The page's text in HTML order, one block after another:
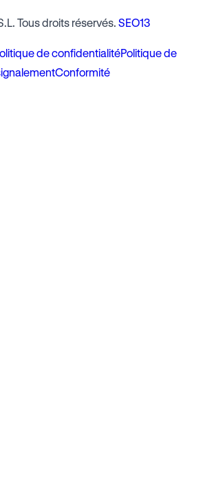
Tous droits réservés. SEO13
de confidentialitéPolitique de
Conformité